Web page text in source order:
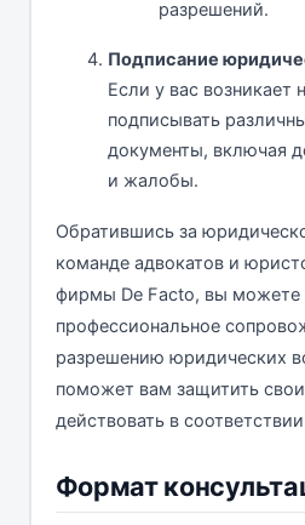
разрешений.
Подписание
Если у вас возникает
подписывать
документы, включая
и жалобы.
Обратившись за
команде адвокатов и
фирмы De Facto, вы можете
профессиональное
разрешению юридических
поможет вам защитить
действовать в
Формат